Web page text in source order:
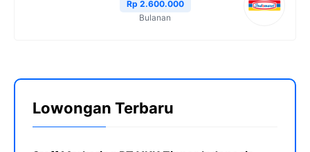
Rp 2.600.000
Bulanan
Lowongan Terbaru